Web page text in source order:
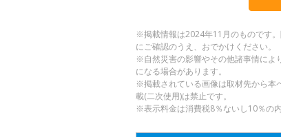
※掲載情報は2024年11月のものです
にご確認のうえ、おでかけください。
※自然災害の影響やその他諸事情によ
になる場合があります。
※掲載されている画像は取材先から本
載(二次使用)は禁止です。
※表示料金は消費税8％ないし10％の内